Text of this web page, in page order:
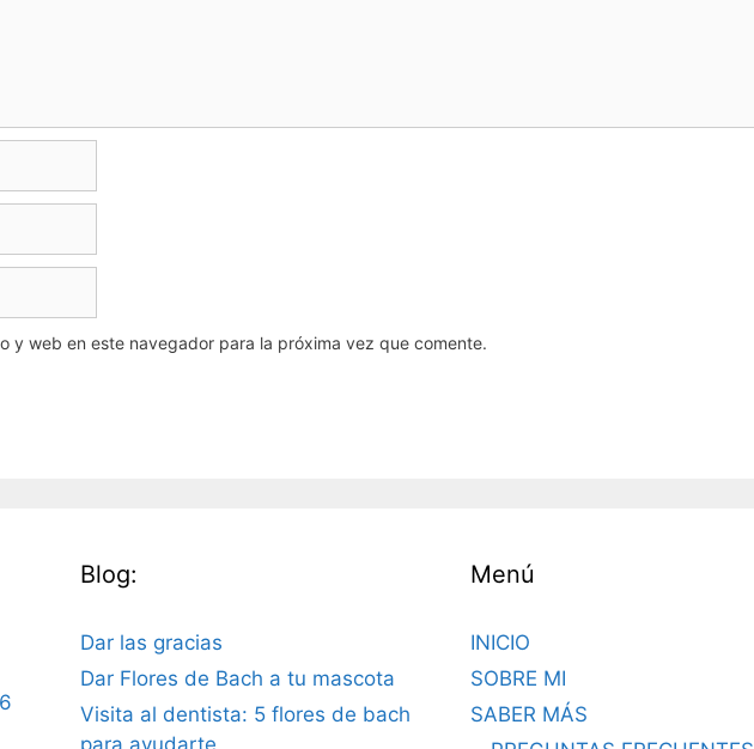
y web en este navegador para la próxima vez que comente.
Blog:
Dar las gracias
Dar Flores de Bach a tu mascota
Visita al dentista: 5 flores de bach
para ayudarte
Menú
INICIO
SOBRE MI
SABER MÁS